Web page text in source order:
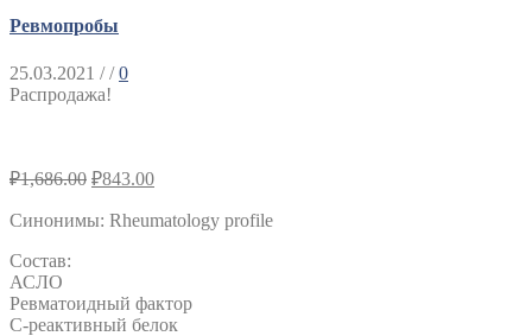
Ревмопробы
25.03.2021 / /0
Распродажа!
₽1,686.00 ₽843.00
Синонимы: Rheumatology profile
Состав:
АСЛО
Ревматоидный фактор
С-реактивный белок